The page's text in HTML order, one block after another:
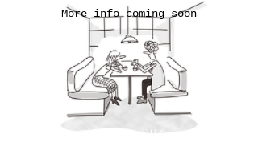
More info coming soon
プライバシーポリシー
利用規約